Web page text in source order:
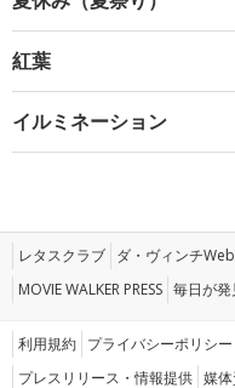
紅葉
イルミネーション
レタスクラブ ダ・ヴィンチWeb
MOVIE WALKER PRESS 毎日が発
利用規約 プライバシーポリシー
プレスリリース・情報提供 媒